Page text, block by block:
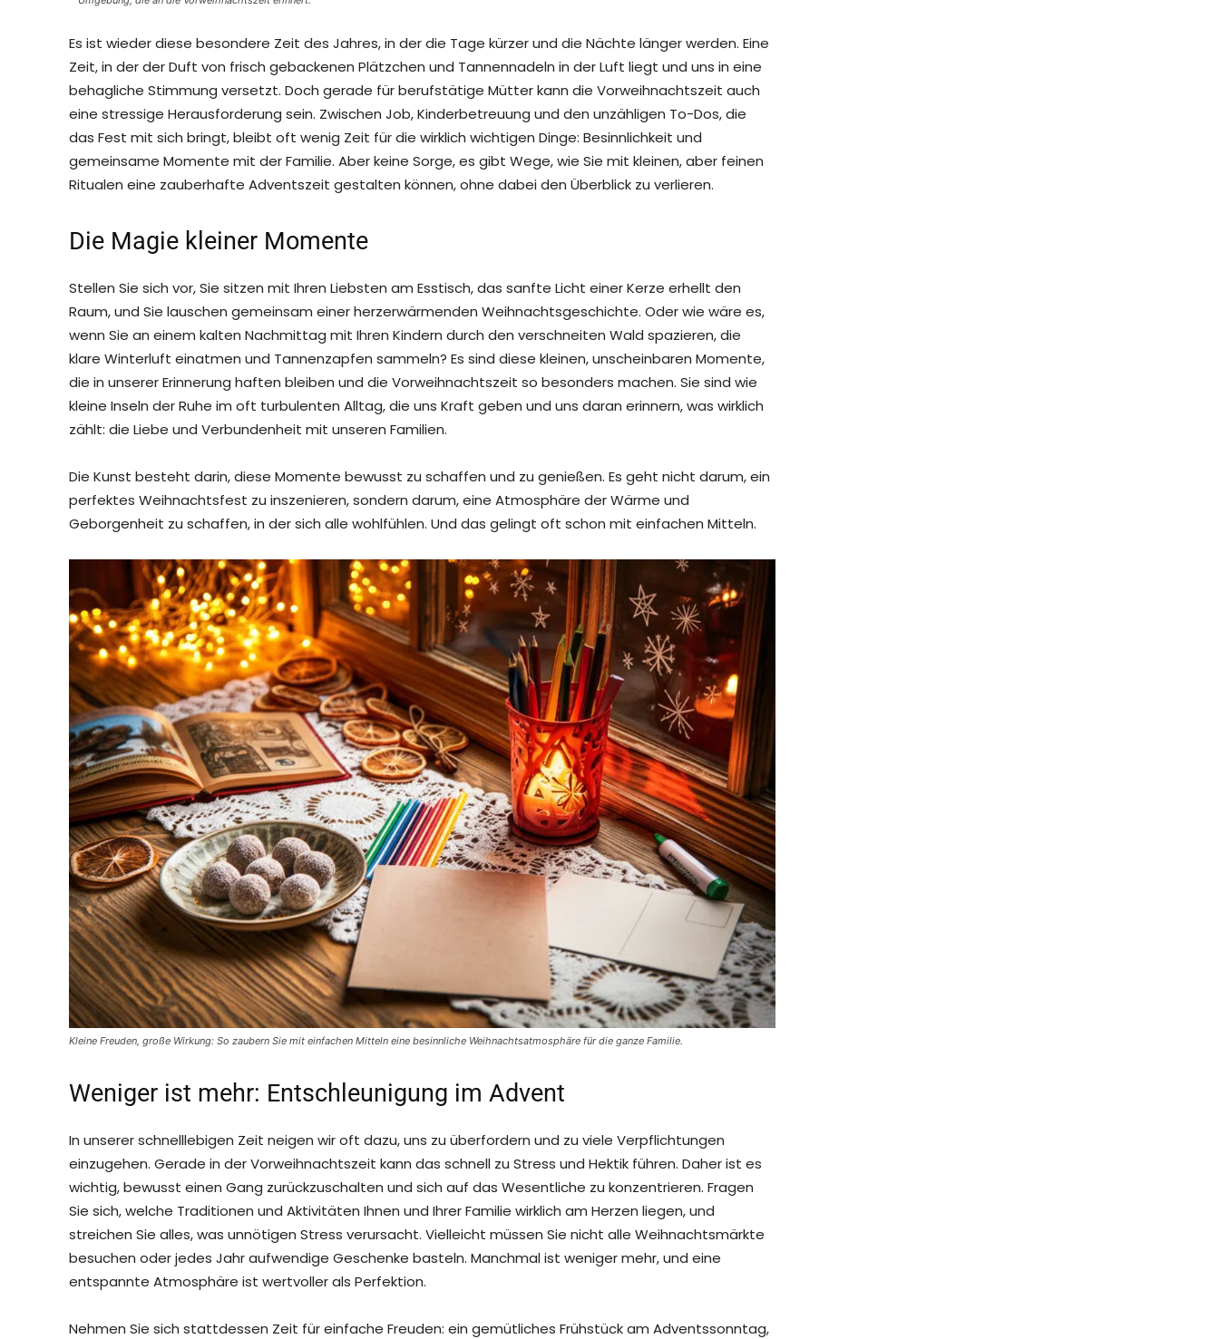
Es ist wieder diese besondere Zeit des Jahres, in der die Tage kürzer und die Nächte länger werden. Eine
Zeit, in der der Duft von frisch gebackenen Plätzchen und Tannennadeln in der Luft liegt und uns in eine
behagliche Stimmung versetzt. Doch gerade für berufstätige Mütter kann die Vorweihnachtszeit auch
eine stressige Herausforderung sein. Zwischen Job, Kinderbetreuung und den unzähligen To-Dos, die
das Fest mit sich bringt, bleibt oft wenig Zeit für die wirklich wichtigen Dinge: Besinnlichkeit und
gemeinsame Momente mit der Familie. Aber keine Sorge, es gibt Wege, wie Sie mit kleinen, aber feinen
Ritualen eine zauberhafte Adventszeit gestalten können, ohne dabei den Überblick zu verlieren.
Die Magie kleiner Momente
Stellen Sie sich vor, Sie sitzen mit Ihren Liebsten am Esstisch, das sanfte Licht einer Kerze erhellt den
Raum, und Sie lauschen gemeinsam einer herzerwärmenden Weihnachtsgeschichte. Oder wie wäre es,
wenn Sie an einem kalten Nachmittag mit Ihren Kindern durch den verschneiten Wald spazieren, die
klare Winterluft einatmen und Tannenzapfen sammeln? Es sind diese kleinen, unscheinbaren Momente,
die in unserer Erinnerung haften bleiben und die Vorweihnachtszeit so besonders machen. Sie sind wie
kleine Inseln der Ruhe im oft turbulenten Alltag, die uns Kraft geben und uns daran erinnern, was wirklich
zählt: die Liebe und Verbundenheit mit unseren Familien.
Die Kunst besteht darin, diese Momente bewusst zu schaffen und zu genießen. Es geht nicht darum, ein
perfektes Weihnachtsfest zu inszenieren, sondern darum, eine Atmosphäre der Wärme und
Geborgenheit zu schaffen, in der sich alle wohlfühlen. Und das gelingt oft schon mit einfachen Mitteln.
Kleine Freuden, große Wirkung: So zaubern Sie mit einfachen Mitteln eine besinnliche Weihnachtsatmosphäre für die ganze Familie.
Weniger ist mehr: Entschleunigung im Advent
In unserer schnelllebigen Zeit neigen wir oft dazu, uns zu überfordern und zu viele Verpflichtungen
einzugehen. Gerade in der Vorweihnachtszeit kann das schnell zu Stress und Hektik führen. Daher ist es
wichtig, bewusst einen Gang zurückzuschalten und sich auf das Wesentliche zu konzentrieren. Fragen
Sie sich, welche Traditionen und Aktivitäten Ihnen und Ihrer Familie wirklich am Herzen liegen, und
streichen Sie alles, was unnötigen Stress verursacht. Vielleicht müssen Sie nicht alle Weihnachtsmärkte
besuchen oder jedes Jahr aufwendige Geschenke basteln. Manchmal ist weniger mehr, und eine
entspannte Atmosphäre ist wertvoller als Perfektion.
Nehmen Sie sich stattdessen Zeit für einfache Freuden: ein gemütliches Frühstück am Adventssonntag,